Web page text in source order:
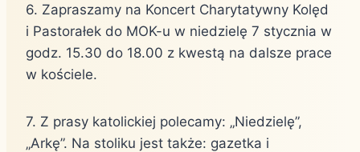
6. Zapraszamy na Koncert Charytatywny Kolęd
i Pastorałek do MOK-u w niedzielę 7 stycznia w
godz. 15.30 do 18.00 z kwestą na dalsze prace
w kościele.
7. Z prasy katolickiej polecamy: „Niedzielę”,
„Arkę”. Na stoliku jest także: gazetka i